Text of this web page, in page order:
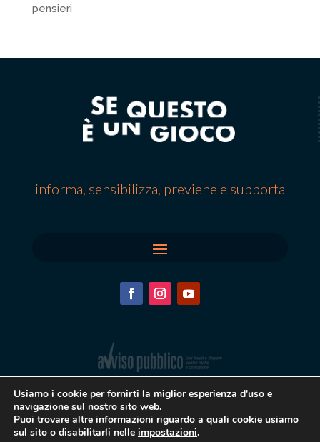
pensieri
informa, sensibilizza, previene e supporta
Usiamo i cookie per fornirti la miglior esperienza d'uso e
navigazione sul nostro sito web.
Puoi trovare altre informazioni riguardo a quali cookie usiamo
sul sito o disabilitarli nelle impostazioni.